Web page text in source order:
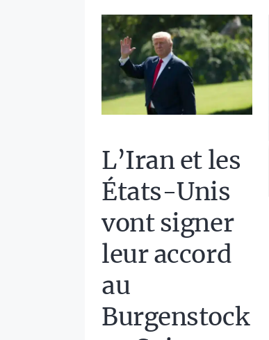
L’Iran et les
États-Unis
vont signer
leur accord
au
Burgenstock